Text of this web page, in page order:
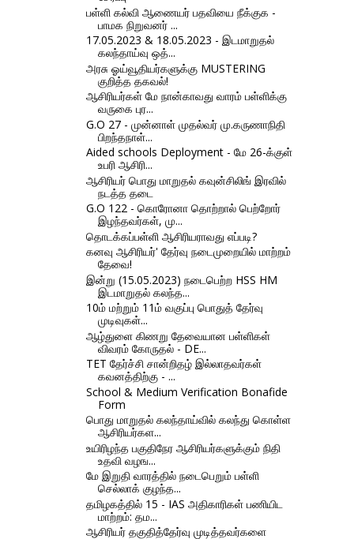
பள்ளி கல்வி ஆணையர் பதவியை நீக்குக -
பாமக நிறுவனர் ...
17.05.2023 & 18.05.2023 - இடமாறுதல்
கலந்தாய்வு ஒத்...
அரசு ஓய்வூதியர்களுக்கு MUSTERING
குறித்த தகவல்!
ஆசிரியர்கள் மே நான்காவது வாரம் பள்ளிக்கு
வருகை புர...
G.O 27 - முன்னாள் முதல்வர் மு.கருணாநிதி
பிறந்தநாள்...
Aided schools Deployment - மே 26-க்குள்
உபரி ஆசிரி...
ஆசிரியர் பொது மாறுதல் கவுன்சிலிங் இரவில்
நடத்த தடை
G.O 122 - கொரோனா தொற்றால் பெற்றோர்
இழந்தவர்கள், மு...
தொடக்கப்பள்ளி ஆசிரியராவது எப்படி?
கனவு ஆசிரியர்' தேர்வு நடைமுறையில் மாற்றம்
தேவை!
இன்று (15.05.2023) நடைபெற்ற HSS HM
இடமாறுதல் கலந்த...
10ம் மற்றும் 11ம் வகுப்பு பொதுத் தேர்வு
முடிவுகள்...
ஆழ்துளை கிணறு தேவையான பள்ளிகள்
விவரம் கோருதல் - DE...
TET தேர்ச்சி சான்றிதழ் இல்லாதவர்கள்
கவனத்திற்கு - ...
School & Medium Verification Bonafide
Form
பொது மாறுதல் கலந்தாய்வில் கலந்து கொள்ள
ஆசிரியர்கள...
உயிரிழந்த பகுதிநேர ஆசிரியர்களுக்கும் நிதி
உதவி வழங...
மே இறுதி வாரத்தில் நடைபெறும் பள்ளி
செல்லாக் குழந்த...
தமிழகத்தில் 15 - IAS அதிகாரிகள் பணியிட
மாற்றம்: தம...
ஆசிரியர் தகுதித்தேர்வு முடித்தவர்களை